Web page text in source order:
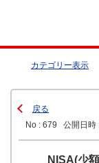
カテゴリー表示
戻る
No : 679
公開日時
NISA(少